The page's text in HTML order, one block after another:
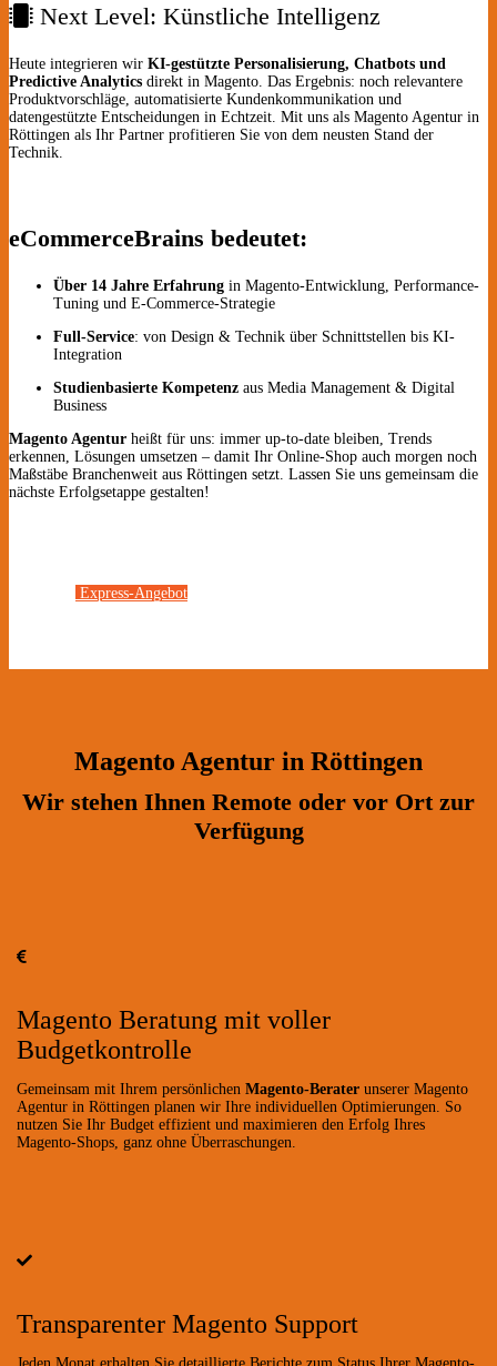
Next Level: Künstliche Intelligenz
Heute integrieren wir KI-gestützte Personalisierung, Chatbots und
Predictive Analytics direkt in Magento. Das Ergebnis: noch relevantere
Produkt­vorschläge, automatisierte Kunden­kommunikation und
datengestützte Entscheidungen in Echtzeit. Mit uns als Magento Agentur in
Röttingen als Ihr Partner profitieren Sie von dem neusten Stand der
Technik.
eCommerceBrains bedeutet:
Über 14 Jahre Erfahrung in Magento-Entwicklung, Performance-
Tuning und E-Commerce-Strategie
Full-Service: von Design & Technik über Schnittstellen bis KI-
Integration
Studienbasierte Kompetenz aus Media Management & Digital
Business
Magento Agentur heißt für uns: immer up-to-date bleiben, Trends
erkennen, Lösungen umsetzen – damit Ihr Online-Shop auch morgen noch
Maßstäbe Branchenweit aus Röttingen setzt. Lassen Sie uns gemeinsam die
nächste Erfolgsetappe gestalten!
Express-Angebot
Magento Agentur in Röttingen
Wir stehen Ihnen Remote oder vor Ort zur
Verfügung
Magento Beratung mit voller
Budgetkontrolle
Gemeinsam mit Ihrem persönlichen Magento-Berater unserer Magento
Agentur in Röttingen planen wir Ihre individuellen Optimierungen. So
nutzen Sie Ihr Budget effizient und maximieren den Erfolg Ihres
Magento-Shops, ganz ohne Überraschungen.
Transparenter Magento Support